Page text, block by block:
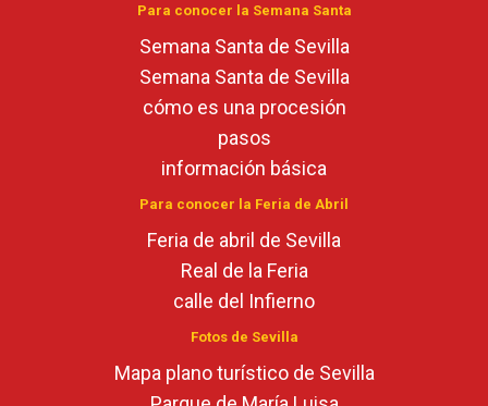
Para conocer la Semana Santa
Semana Santa de Sevilla
Semana Santa de Sevilla
cómo es una procesión
pasos
información básica
Para conocer la Feria de Abril
Feria de abril de Sevilla
Real de la Feria
calle del Infierno
Fotos de Sevilla
Mapa plano turístico de Sevilla